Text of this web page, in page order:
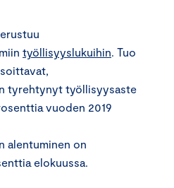
työllisyyslukuihin Tuo
tyrehtynyt työllisyysaste
vuoden 2019
alentuminen on
enttia elokuussa